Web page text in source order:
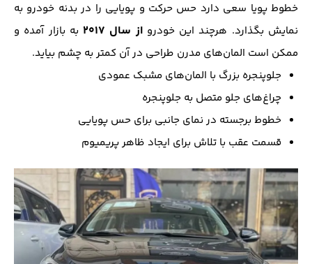
خطوط پویا سعی دارد حس حرکت و پویایی را در بدنه خودرو به
نمایش بگذارد. هرچند این خودرواز سال ۲۰۱۷
به بازار آمده و
ممکن است المان‌های مدرن طراحی در آن کمتر به چشم بیاید.
جلوپنجره بزرگ با المان‌های مشبک عمودی
چراغ‌های جلو متصل به جلوپنجره
خطوط برجسته در نمای جانبی برای حس پویایی
قسمت عقب با تلاش برای ایجاد ظاهر پریمیوم